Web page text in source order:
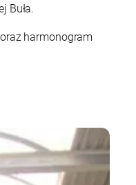
Buła.
harmonogram